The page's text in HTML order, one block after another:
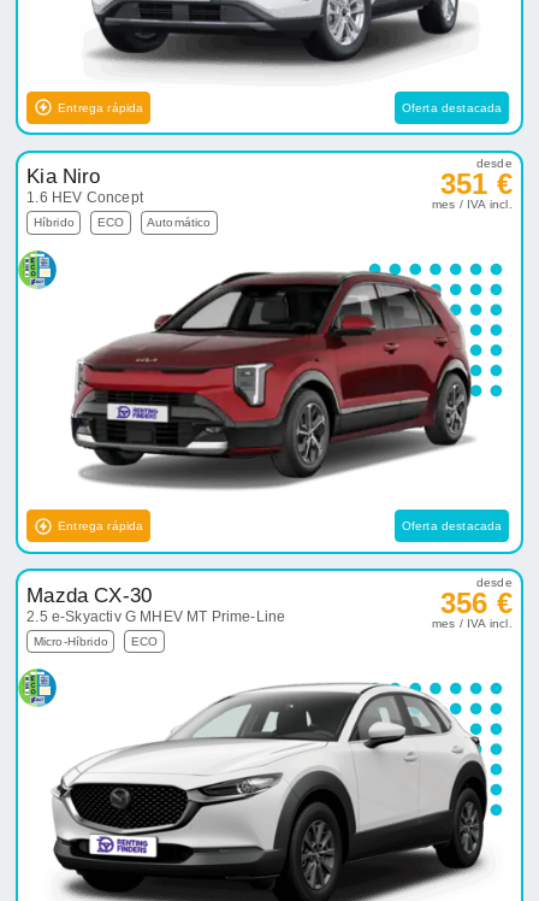
Entrega rápida Oferta destacada
Kia Niro
1.6 HEV Concept
Híbrido ECO Automático
desde
351 €
mes / IVA incl.
Entrega rápida Oferta destacada
Mazda CX-30
2.5 e-Skyactiv G MHEV MT Prime-Line
Micro-Híbrido ECO
desde
356 €
mes / IVA incl.